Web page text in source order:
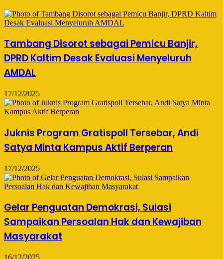
Tambang Disorot sebagai Pemicu Banjir,
DPRD Kaltim Desak Evaluasi Menyeluruh
AMDAL
17/12/2025
Juknis Program Gratispoll Tersebar, Andi
Satya Minta Kampus Aktif Berperan
17/12/2025
Gelar Penguatan Demokrasi, Sulasi
Sampaikan Persoalan Hak dan Kewajiban
Masyarakat
16/12/2025